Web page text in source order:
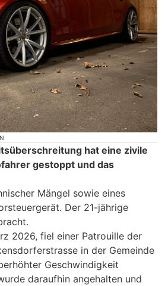
hat eine zivile
gestoppt und das
Mängel sowie eines
Der 21-jährige
2026, fiel einer Patrouille der
in der Gemeinde
Geschwindigkeit
daraufhin angehalten und